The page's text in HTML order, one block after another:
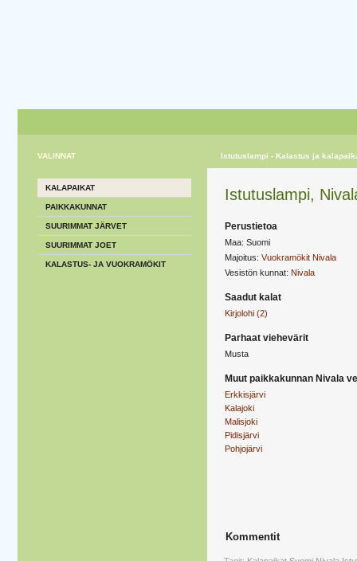
VALINNAT
KALAPAIKAT
PAIKKAKUNNAT
SUURIMMAT JÄRVET
SUURIMMAT JOET
KALASTUS- JA VUOKRAMÖKIT
Istutuslampi - Kalastus ja
Istutuslampi,
Perustietoa
Maa: Suomi
Majoitus: Vuokramökit Nivala
Vesistön kunnat: Nivala
Saadut kalat
Kirjolohi (2)
Parhaat viehevärit
Musta
Muut paikkakunnan Nivala
Erkkisjärvi
Kalajoki
Malisjoki
Pidisjärvi
Pohjojärvi
Kommentit